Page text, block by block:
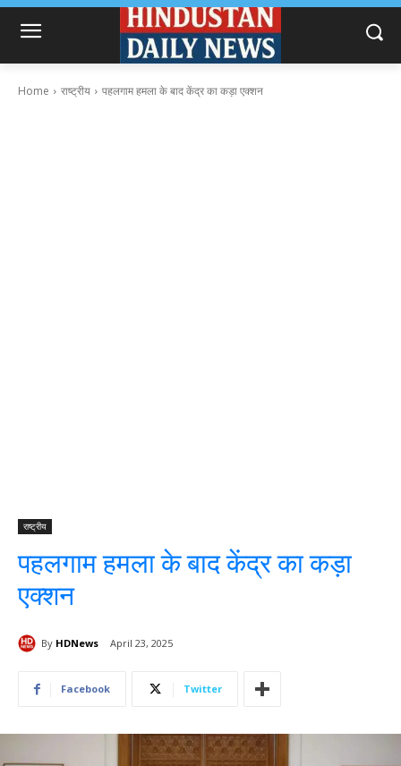
Home राष्ट्रीय पहलगाम हमला के बाद केंद्र का कड़ा एक्शन
राष्ट्रीय
पहलगाम हमला के बाद केंद्र का कड़ा
एक्शन
By HDNews April 23, 2025
Facebook Twitter